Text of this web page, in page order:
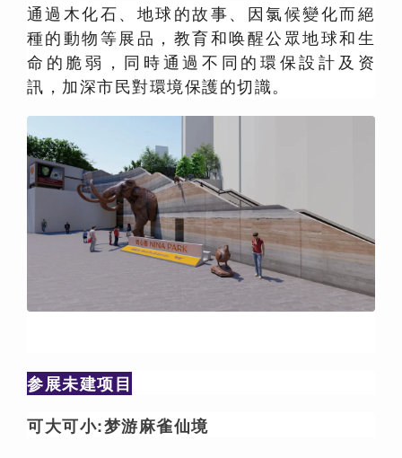
通過木化石、地球的故事、因氯候變化而絕
種的動物等展品，教育和唤醒公眾地球和生
命的脆弱，同時通過不同的環保設計及资
訊，加深市民對環境保護的切識。
参展未建项目
可大可小:梦游麻雀仙境